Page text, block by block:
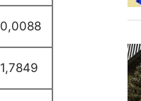
0,0088
1,7849